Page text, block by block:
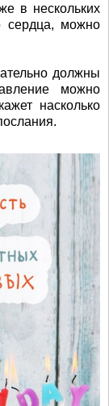
в нескольких
сердца, можно
должны
можно
насколько